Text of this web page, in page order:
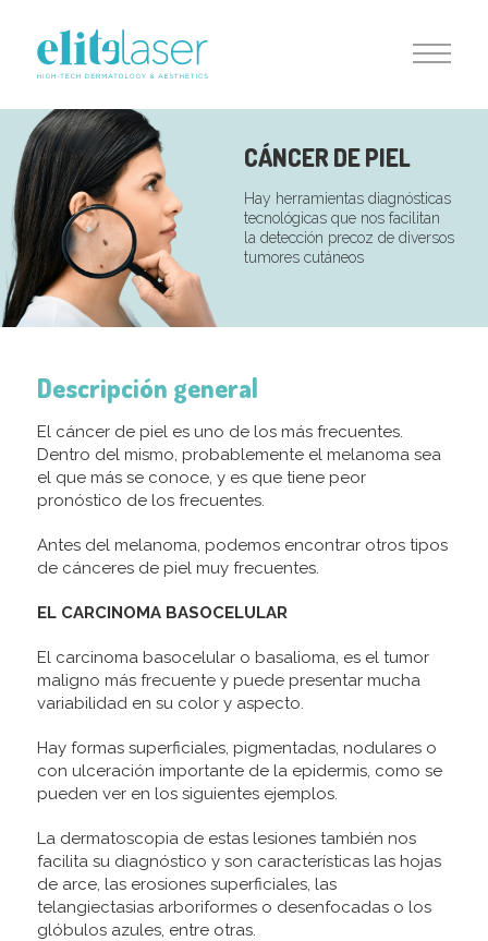
CÁNCER DE PIEL
Hay herramientas diagnósticas
tecnológicas que nos facilitan
la detección precoz de diversos
tumores cutáneos
Descripción general
El cáncer de piel es uno de los más frecuentes.
Dentro del mismo, probablemente el melanoma sea
el que más se conoce, y es que tiene peor
pronóstico de los frecuentes.
Antes del melanoma, podemos encontrar otros tipos
de cánceres de piel muy frecuentes.
EL CARCINOMA BASOCELULAR
El carcinoma basocelular o basalioma, es el tumor
maligno más frecuente y puede presentar mucha
variabilidad en su color y aspecto.
Hay formas superficiales, pigmentadas, nodulares o
con ulceración importante de la epidermis, como se
pueden ver en los siguientes ejemplos.
La dermatoscopia de estas lesiones también nos
facilita su diagnóstico y son características las hojas
de arce, las erosiones superficiales, las
telangiectasias arboriformes o desenfocadas o los
glóbulos azules, entre otras.